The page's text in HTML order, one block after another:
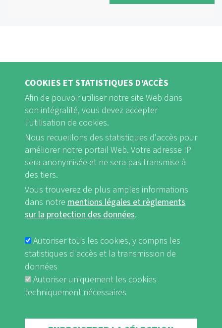
FB Youtube Instagram
FUSSBEREICHSMENÜ
Mentions légales et Règlements sur la protection des données
COOKIES ET STATISTIQUES D'ACCÈS
Afin de pouvoir utiliser notre site Web dans
son intégralité, vous devez accepter
l'utilisation de cookies.
Nous recueillons des statistiques d'accès pour
améliorer notre portail Web. Votre adresse IP
sera anonymisée et ne sera pas transmise à
des tiers.
Vous trouverez de plus amples informations
dans notre mentions légales et règlements
sur la protection des données.
Autoriser tous les cookies, y compris les
statistiques d'accès et la transmission de
données
Autoriser uniquement les cookies
techniquement nécessaires